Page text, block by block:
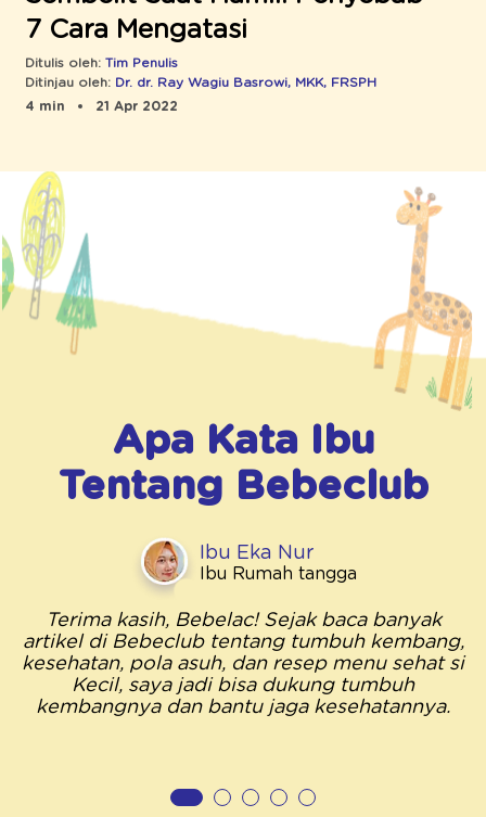
7 Cara Mengatasi
Ditulis oleh: Tim Penulis
Ditinjau oleh: Dr. dr. Ray Wagiu Basrowi, MKK, FRSPH
4 min
21 Apr 2022
Apa Kata Ibu
Tentang Bebeclub
Ibu Eka Nur
Ibu Rumah tangga
Terima kasih, Bebelac! Sejak baca banyak
artikel di Bebeclub tentang tumbuh kembang,
kesehatan, pola asuh, dan resep menu sehat si
Kecil, saya jadi bisa dukung tumbuh
kembangnya dan bantu jaga kesehatannya.